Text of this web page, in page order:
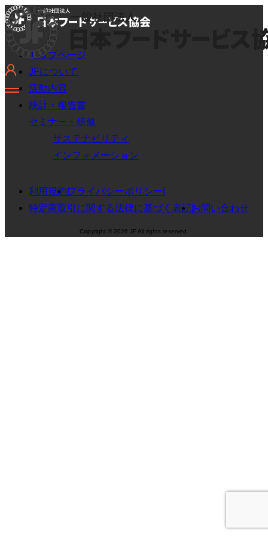
トップページ
JFについて
活動内容
統計・報告書
セミナー・研修
サステナビリティ
インフォメーション
利用規約プライバシーポリシー
特定商取引に関する法律に基づく表記お問い合わせ
Copyright © 2026 JF All rights reserved.